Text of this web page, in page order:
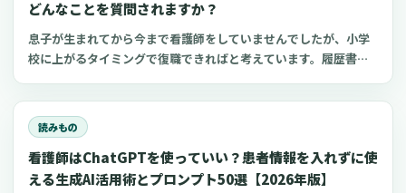
どんなことを質問されますか？
息子が生まれてから今まで看護師をしていませんでしたが、小学
校に上がるタイミングで復職できればと考えています。履歴書を
うしようと不安になってきました。私の周りでは、産休後にすぐ
に現場復帰している人が多いので、自分としても引け
読みもの
看護師はChatGPTを使っていい？患者情報を入れずに使
える生成AI活用術とプロンプト50選【2026年版】